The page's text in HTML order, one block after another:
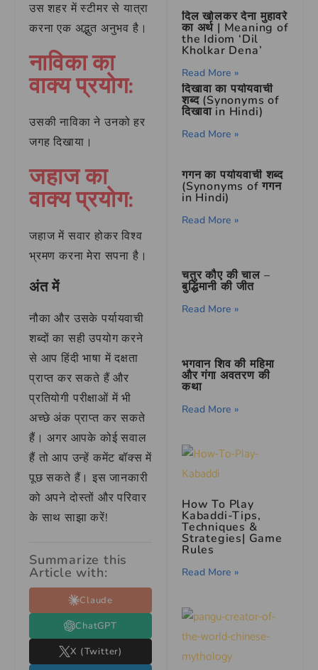
उस शहर में स्टीमर से यात्रा
करना एक अद्भुत अनुभव है।
नाविका का
वाक्य प्रयोग:
उसकी नाविका ने उनको हर
जगह दिखाया।
जहाज का
वाक्य प्रयोग:
जहाज में सवार होकर विश्व
भ्रमण करना मेरा सपना है।
अंत में
नौका और उसके पर्यायवाची
शब्दों का सही उपयोग करने
से आप हिंदी भाषा में दक्षता
प्राप्त कर सकते हैं और
प्रतियोगी परीक्षाओं में भी
अच्छे अंक प्राप्त कर सकते
हैं। अगर आपके कोई सवाल
हैं तो आप उन्हें कमेंट बॉक्स में
पूछ सकते हैं। इस जानकारी
को अपने दोस्तों और परिवार
के साथ साझा करें!
Summarize this
Article with:
Claude
ChatGPT
X (Twitter)
दिल खोलकर देना मुहावरे
का अर्थ | Meaning of
the Idiom ‘Dil
Kholkar Dena’
Read More »
दिखावा का पर्यायवाची
शब्द (Synonyms of
दिखावा in Hindi)
Read More »
गगन का पर्यायवाची शब्द
(Synonyms of गगन
in Hindi)
Read More »
चतुर कौए की चाल –
बुद्धिमानी की जीत
Read More »
भगवान शिव की महिमा
और गंगा अवतरण की
कथा
Read More »
How To Play
Kabaddi-Tips,
Techniques &
Strategies| Game
Rules
Read More »